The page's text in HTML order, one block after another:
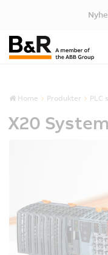
Home Produkter PLC
X20 System